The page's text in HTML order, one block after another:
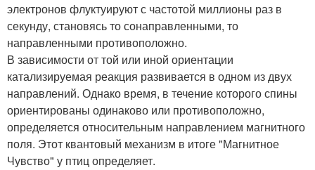
электронов флуктуируют с частотой миллионы раз в
секунду, становясь то сонаправленными, то
направленными противоположно.
В зависимости от той или иной ориентации
катализируемая реакция развивается в одном из двух
направлений. Однако время, в течение которого спины
ориентированы одинаково или противоположно,
определяется относительным направлением магнитного
поля. Этот квантовый механизм в итоге "Магнитное
Чувство" у птиц определяет.